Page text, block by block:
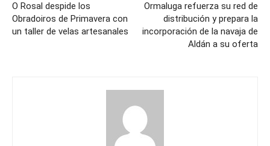
O Rosal despide los
Obradoiros de Primavera con
un taller de velas artesanales
Ormaluga refuerza su red de
distribución y prepara la
incorporación de la navaja de
Aldán a su oferta